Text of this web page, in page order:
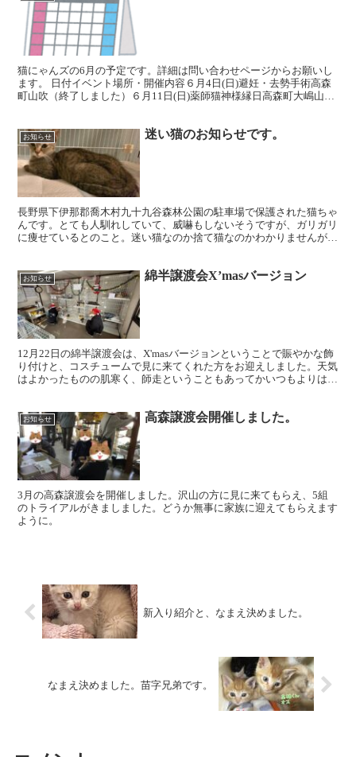
猫にゃんズの6月の予定です。詳細は問い合わせページからお願いし
ます。 日付イベント場所・開催内容６月4日(日)避妊・去勢手術高森
町山吹（終了しました）６月11日(日)薬師猫神様縁日高森町大嶋山瑠
お知らせ 迷い猫のお知らせです。
長野県下伊那郡喬木村九十九谷森林公園の駐車場で保護された猫ちゃ
んです。とても人馴れしていて、威嚇もしないそうですが、ガリガリ
に痩せているとのこと。迷い猫なのか捨て猫なのかわかりませんが、
お知らせ 綿半譲渡会X’masバージョン
12月22日の綿半譲渡会は、X'masバージョンということで賑やかな飾
り付けと、コスチュームで見に来てくれた方をお迎えしました。天気
はよかったものの肌寒く、師走ということもあってかいつもよりは少
お知らせ 高森譲渡会開催しました。
3月の高森譲渡会を開催しました。沢山の方に見に来てもらえ、5組
のトライアルがきましました。どうか無事に家族に迎えてもらえます
ように。
新入り紹介と、なまえ決めました。
なまえ決めました。苗字兄弟です。